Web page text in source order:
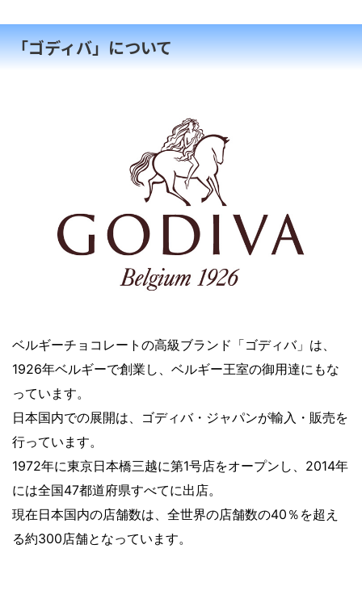
「ゴディバ」について
ベルギーチョコレートの高級ブランド「ゴディバ」は、
1926年ベルギーで創業し、ベルギー王室の御用達にもな
っています。
日本国内での展開は、ゴディバ・ジャパンが輸入・販売を
行っています。
1972年に東京日本橋三越に第1号店をオープンし、2014年
には全国47都道府県すべてに出店。
現在日本国内の店舗数は、全世界の店舗数の40％を超え
る約300店舗となっています。